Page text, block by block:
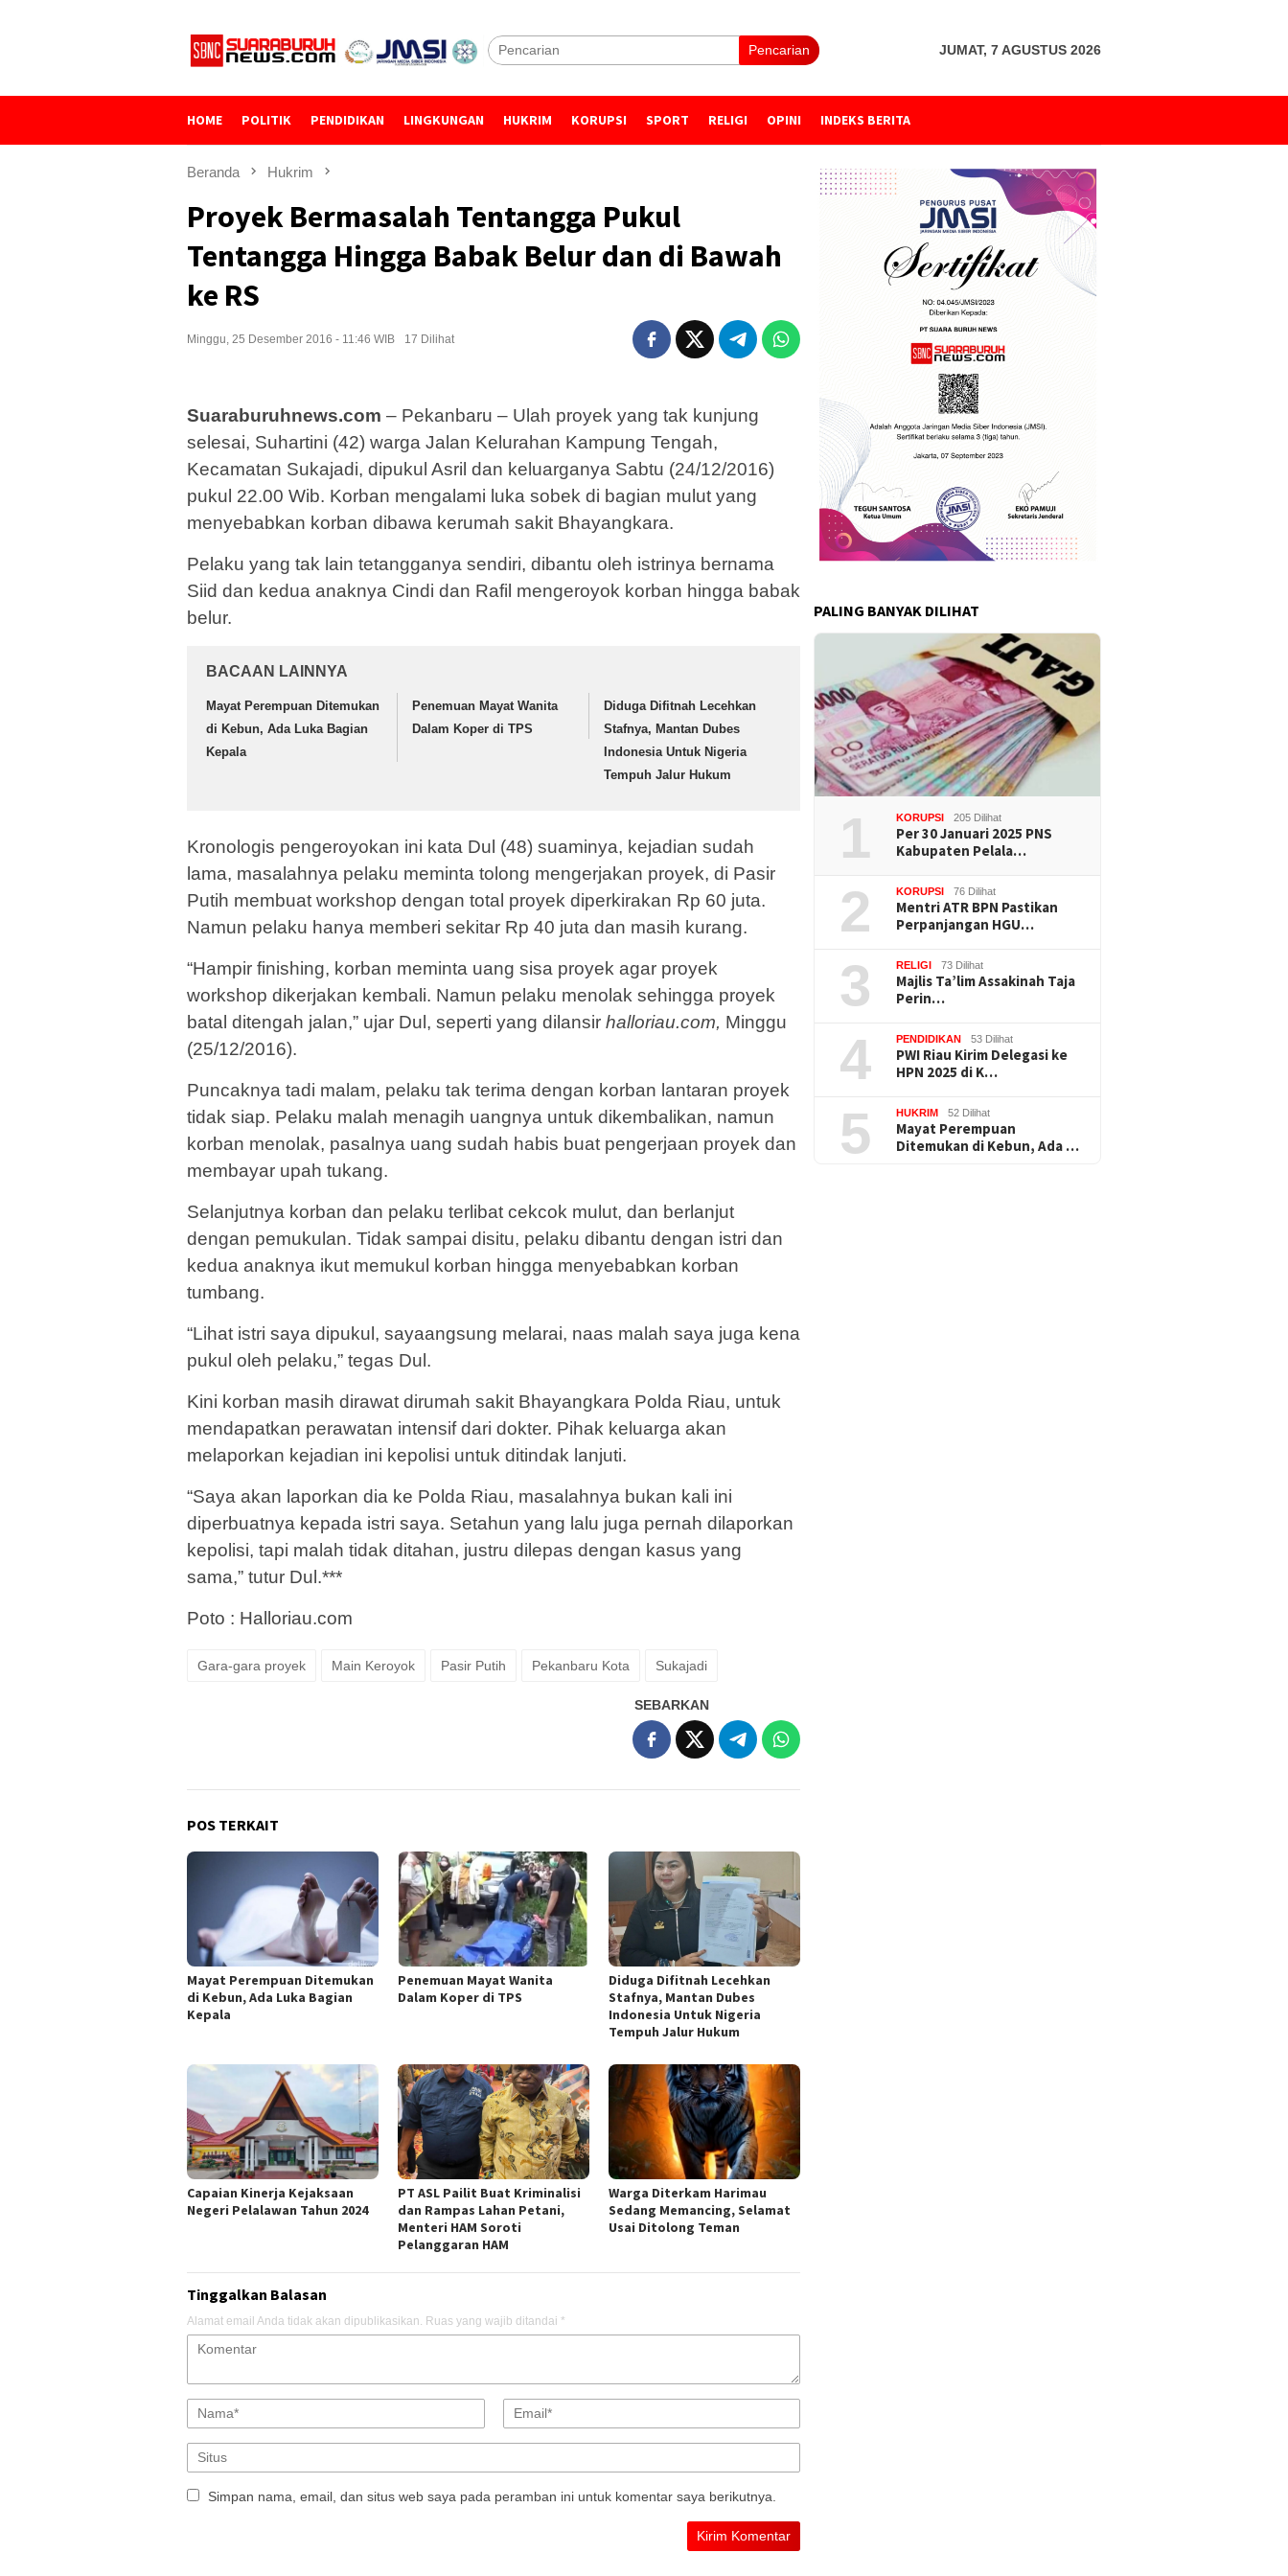
Pencarian JUMAT, 7 AGUSTUS 2026
HOME POLITIK PENDIDIKAN LINGKUNGAN HUKRIM KORUPSI SPORT RELIGI OPINI INDEKS BERITA
Beranda Hukrim
Proyek Bermasalah Tentangga Pukul
Tentangga Hingga Babak Belur dan di Bawah
ke RS
Minggu, 25 Desember 2016 - 11:46 WIB 17 Dilihat
Suaraburuhnews.com – Pekanbaru – Ulah proyek yang tak kunjung
selesai, Suhartini (42) warga Jalan Kelurahan Kampung Tengah,
Kecamatan Sukajadi, dipukul Asril dan keluarganya Sabtu (24/12/2016)
pukul 22.00 Wib. Korban mengalami luka sobek di bagian mulut yang
menyebabkan korban dibawa kerumah sakit Bhayangkara.
Pelaku yang tak lain tetangganya sendiri, dibantu oleh istrinya bernama
Siid dan kedua anaknya Cindi dan Rafil mengeroyok korban hingga babak
belur.
BACAAN LAINNYA
Mayat Perempuan Ditemukan
di Kebun, Ada Luka Bagian
Kepala
Penemuan Mayat Wanita
Dalam Koper di TPS
Diduga Difitnah Lecehkan
Stafnya, Mantan Dubes
Indonesia Untuk Nigeria
Tempuh Jalur Hukum
Kronologis pengeroyokan ini kata Dul (48) suaminya, kejadian sudah
lama, masalahnya pelaku meminta tolong mengerjakan proyek, di Pasir
Putih membuat workshop dengan total proyek diperkirakan Rp 60 juta.
Namun pelaku hanya memberi sekitar Rp 40 juta dan masih kurang.
“Hampir finishing, korban meminta uang sisa proyek agar proyek
workshop dikerjakan kembali. Namun pelaku menolak sehingga proyek
batal ditengah jalan,” ujar Dul, seperti yang dilansir halloriau.com, Minggu
(25/12/2016).
Puncaknya tadi malam, pelaku tak terima dengan korban lantaran proyek
tidak siap. Pelaku malah menagih uangnya untuk dikembalikan, namun
korban menolak, pasalnya uang sudah habis buat pengerjaan proyek dan
membayar upah tukang.
Selanjutnya korban dan pelaku terlibat cekcok mulut, dan berlanjut
dengan pemukulan. Tidak sampai disitu, pelaku dibantu dengan istri dan
kedua anaknya ikut memukul korban hingga menyebabkan korban
tumbang.
“Lihat istri saya dipukul, sayaangsung melarai, naas malah saya juga kena
pukul oleh pelaku,” tegas Dul.
Kini korban masih dirawat dirumah sakit Bhayangkara Polda Riau, untuk
mendapatkan perawatan intensif dari dokter. Pihak keluarga akan
melaporkan kejadian ini kepolisi untuk ditindak lanjuti.
“Saya akan laporkan dia ke Polda Riau, masalahnya bukan kali ini
diperbuatnya kepada istri saya. Setahun yang lalu juga pernah dilaporkan
kepolisi, tapi malah tidak ditahan, justru dilepas dengan kasus yang
sama,” tutur Dul.***
Poto : Halloriau.com
Gara-gara proyek Main Keroyok Pasir Putih Pekanbaru Kota Sukajadi
SEBARKAN
POS TERKAIT
Mayat Perempuan Ditemukan
di Kebun, Ada Luka Bagian
Kepala
Penemuan Mayat Wanita
Dalam Koper di TPS
Diduga Difitnah Lecehkan
Stafnya, Mantan Dubes
Indonesia Untuk Nigeria
Tempuh Jalur Hukum
Capaian Kinerja Kejaksaan
Negeri Pelalawan Tahun 2024
PT ASL Pailit Buat Kriminalisi
dan Rampas Lahan Petani,
Menteri HAM Soroti
Pelanggaran HAM
Warga Diterkam Harimau
Sedang Memancing, Selamat
Usai Ditolong Teman
Tinggalkan Balasan
Alamat email Anda tidak akan dipublikasikan. Ruas yang wajib ditandai *
Simpan nama, email, dan situs web saya pada peramban ini untuk komentar saya berikutnya.
PALING BANYAK DILIHAT
1 KORUPSI 205 Dilihat
Per 30 Januari 2025 PNS
Kabupaten Pelala…
2 KORUPSI 76 Dilihat
Mentri ATR BPN Pastikan
Perpanjangan HGU…
3 RELIGI 73 Dilihat
Majlis Ta’lim Assakinah Taja
Perin…
4 PENDIDIKAN 53 Dilihat
PWI Riau Kirim Delegasi ke
HPN 2025 di K…
5 HUKRIM 52 Dilihat
Mayat Perempuan
Ditemukan di Kebun, Ada …